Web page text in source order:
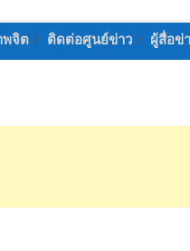
พจิต ติดต่อศูนย์ข่าว ผู้สื่อข่